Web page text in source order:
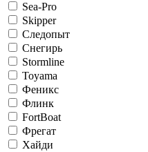
Sea-Pro
Skipper
Следопыт
Снегирь
Stormline
Toyama
Феникс
Флинк
FortBoat
Фрегат
Хайди